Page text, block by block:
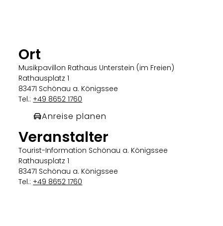
Ort
Musikpavillon Rathaus Unterstein (im Freien)
Rathausplatz 1
83471 Schönau a. Königssee
Tel.:+49 8652 1760
Anreise planen
Veranstalter
Tourist-Information Schönau a. Königssee
Rathausplatz 1
83471 Schönau a. Königssee
Tel.:+49 8652 1760